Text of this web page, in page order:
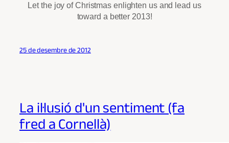
Let the joy of Christmas enlighten us and lead us
toward a better 2013!
25 de desembre de 2012
La il·lusió d'un sentiment (fa
fred a Cornellà)